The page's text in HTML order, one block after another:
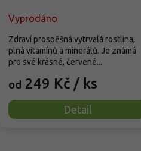
Vyprodáno
od 249 Kč / ks
Detail
Zdraví prospěšná vytrvalá rostlina,
plná vitamínů a minerálů. Je známá
pro své krásné, červené...